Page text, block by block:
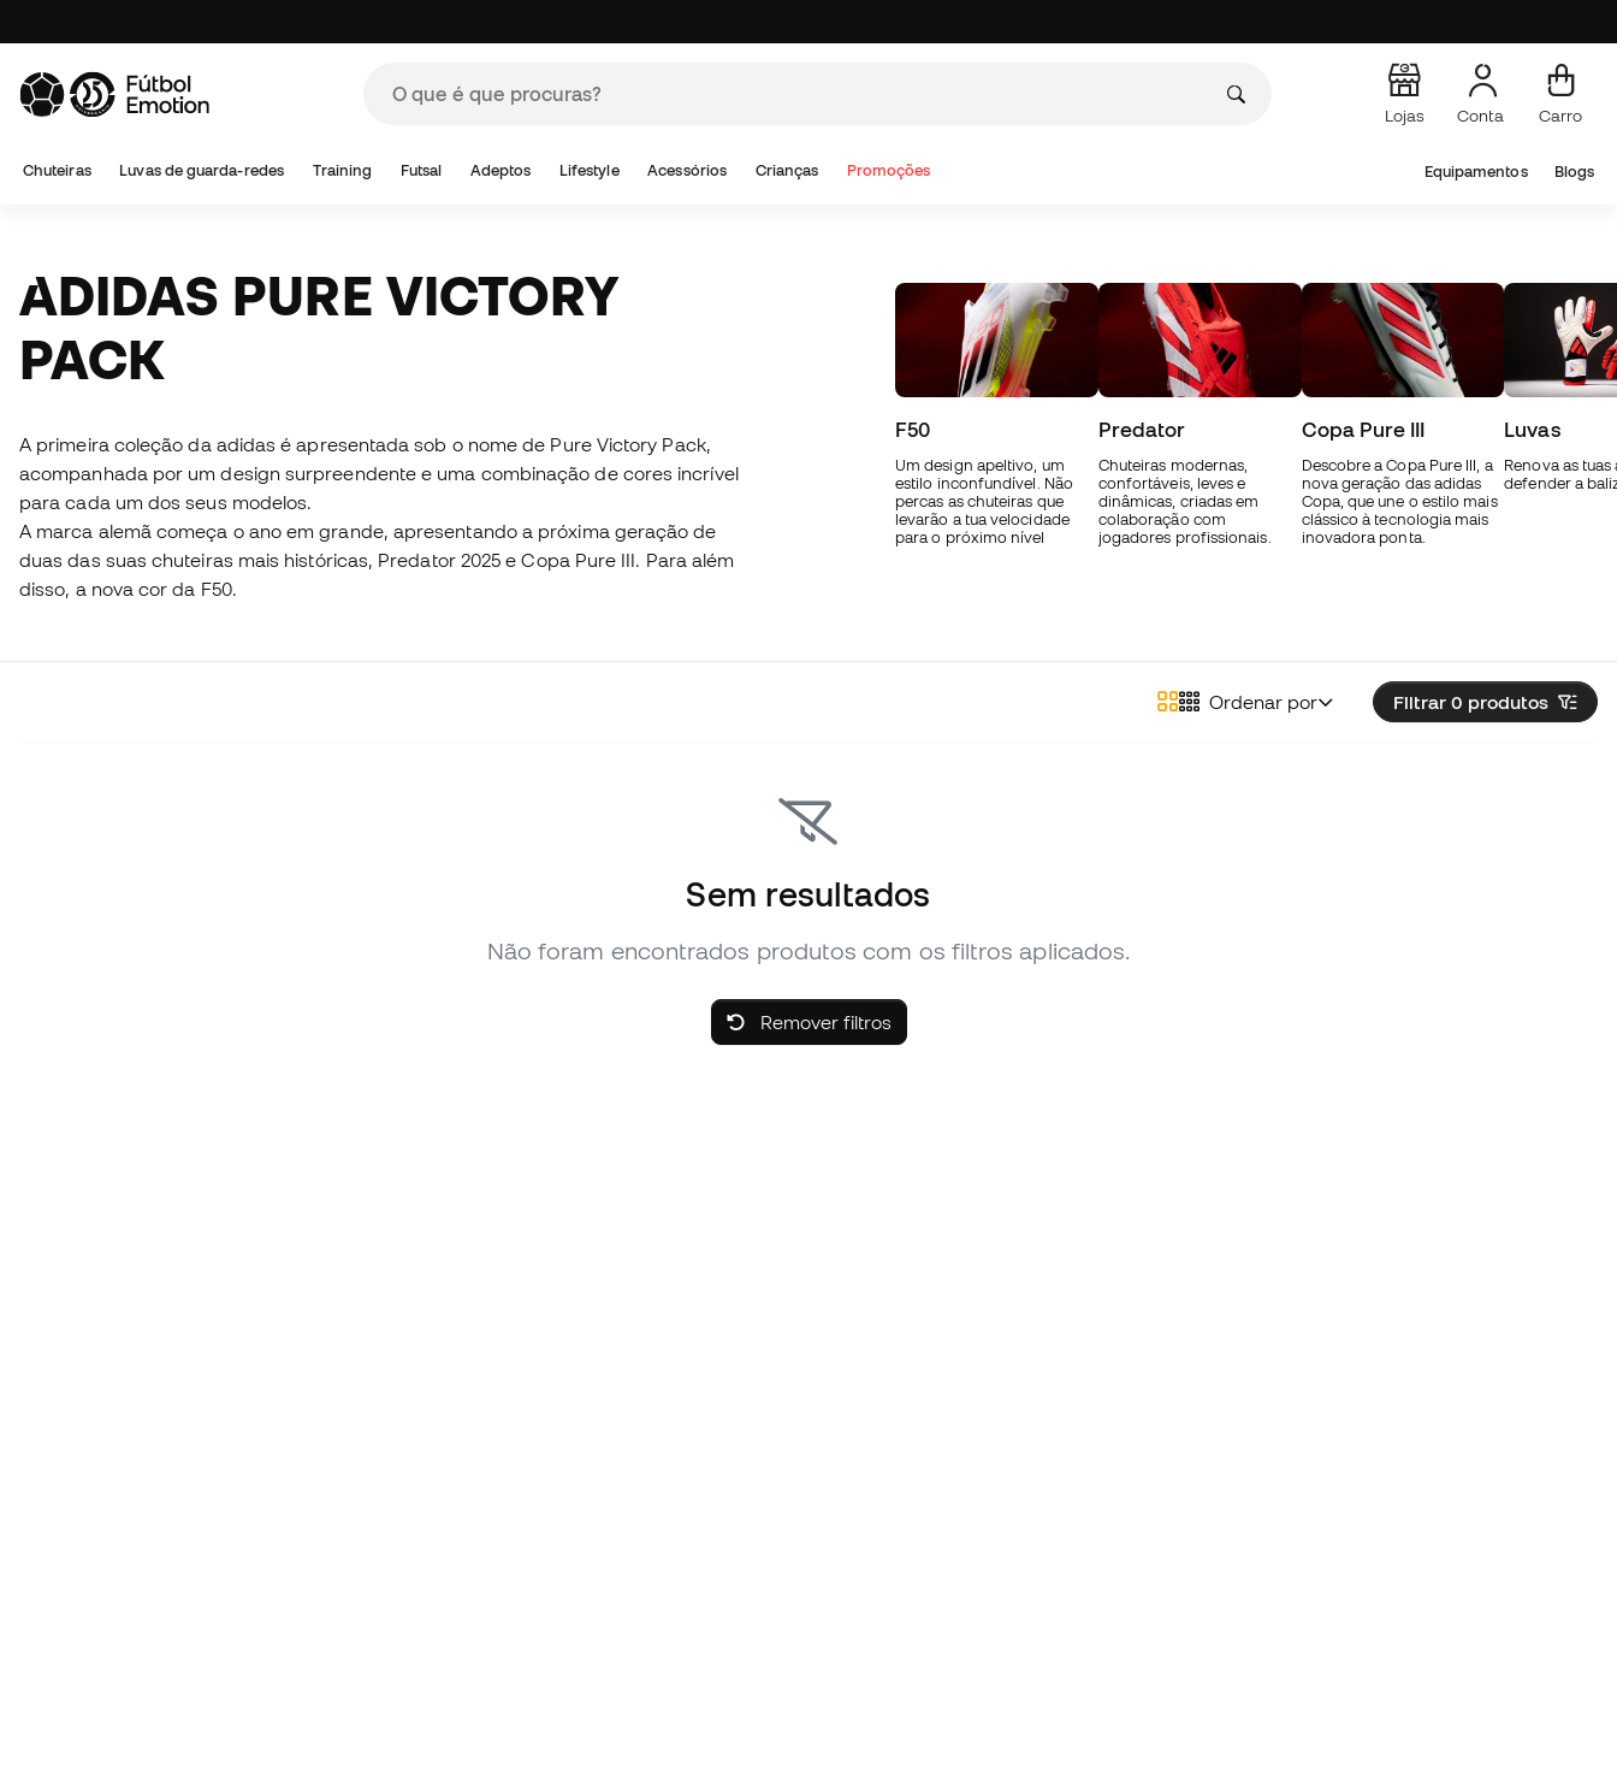
Lojas Conta Carro
Chuteiras Luvas de guarda-redes Training Futsal Adeptos Lifestyle Acessórios Crianças Promoções Equipamentos Blogs
ADIDAS PURE VICTORY
PACK
A primeira coleção da adidas é apresentada sob o nome de Pure Victory Pack,
acompanhada por um design surpreendente e uma combinação de cores incrível
para cada um dos seus modelos.
A marca alemã começa o ano em grande, apresentando a próxima geração de
duas das suas chuteiras mais históricas, Predator 2025 e Copa Pure III. Para além
disso, a nova cor da F50.
F50
Um design apeltivo, um
estilo inconfundível. Não
percas as chuteiras que
levarão a tua velocidade
para o próximo nível
Predator
Chuteiras modernas,
confortáveis, leves e
dinâmicas, criadas em
colaboração com
jogadores profissionais.
Copa Pure III
Descobre a Copa Pure III, a
nova geração das adidas
Copa, que une o estilo mais
clássico à tecnologia mais
inovadora ponta.
Luvas
Renova as
defender a
Filtrar 0 produtos
Ordenar por
Sem resultados
Não foram encontrados produtos com os filtros aplicados.
Remover filtros